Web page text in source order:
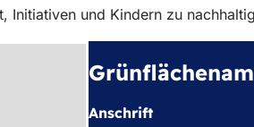
und Kindern zu
Anschrift